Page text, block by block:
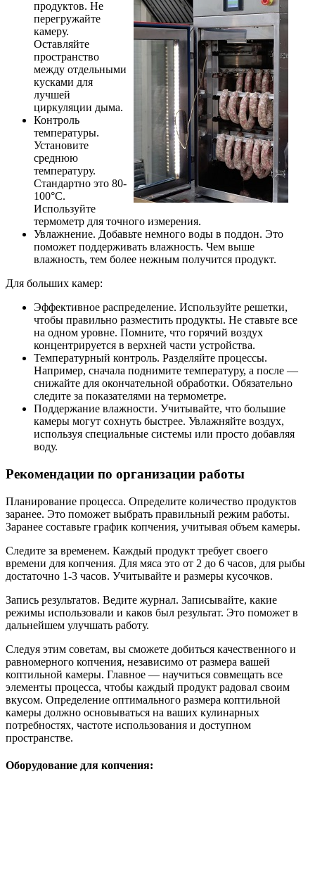
продуктов. Не
перегружайте
камеру.
Оставляйте
пространство
между отдельными
кусками для
лучшей
циркуляции дыма.
Контроль
температуры.
Установите
среднюю
температуру.
Стандартно это 80-
100°C.
Используйте
термометр для точного измерения.
Увлажнение. Добавьте немного воды в поддон. Это
поможет поддерживать влажность. Чем выше
влажность, тем более нежным получится продукт.
Для больших камер:
Эффективное распределение. Используйте решетки,
чтобы правильно разместить продукты. Не ставьте все
на одном уровне. Помните, что горячий воздух
концентрируется в верхней части устройства.
Температурный контроль. Разделяйте процессы.
Например, сначала поднимите температуру, а после —
снижайте для окончательной обработки. Обязательно
следите за показателями на термометре.
Поддержание влажности. Учитывайте, что большие
камеры могут сохнуть быстрее. Увлажняйте воздух,
используя специальные системы или просто добавляя
воду.
Рекомендации по организации работы
Планирование процесса. Определите количество продуктов
заранее. Это поможет выбрать правильный режим работы.
Заранее составьте график копчения, учитывая объем камеры.
Следите за временем. Каждый продукт требует своего
времени для копчения. Для мяса это от 2 до 6 часов, для рыбы
достаточно 1-3 часов. Учитывайте и размеры кусочков.
Запись результатов. Ведите журнал. Записывайте, какие
режимы использовали и каков был результат. Это поможет в
дальнейшем улучшать работу.
Следуя этим советам, вы сможете добиться качественного и
равномерного копчения, независимо от размера вашей
коптильной камеры. Главное — научиться совмещать все
элементы процесса, чтобы каждый продукт радовал своим
вкусом. Определение оптимального размера коптильной
камеры должно основываться на ваших кулинарных
потребностях, частоте использования и доступном
пространстве.
Оборудование для копчения: